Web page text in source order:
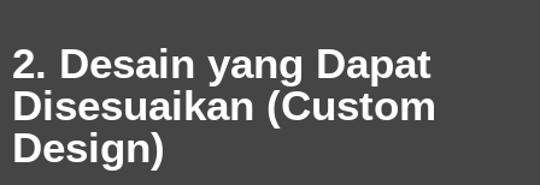
2. Desain yang Dapat
Disesuaikan (Custom
Design)